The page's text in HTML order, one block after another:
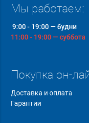
Мы работаем:
9:00 - 19:00 — будни
11:00 - 19:00 — суббота
Покупка он-
Доставка и оплата
Гарантии